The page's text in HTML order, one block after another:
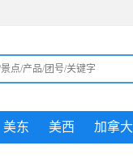
美东 美西 加拿大